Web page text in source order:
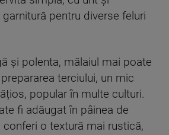
pentru diverse feluri
și polenta, mălaiul mai poate
terciului, un mic
popular în multe culturi.
fi adăugat în pâinea de
o textură mai rustică,